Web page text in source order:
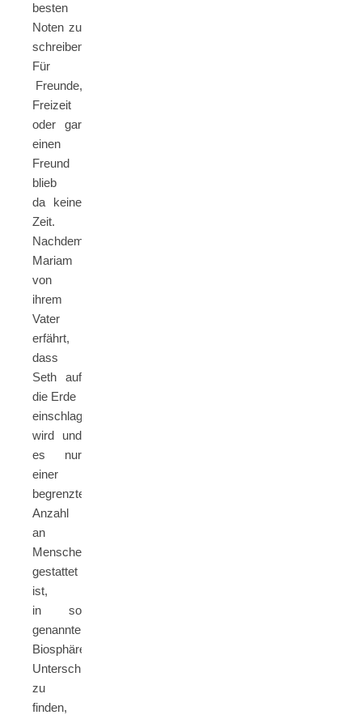
besten
Noten zu
schreiben.
Für
Freunde,
Freizeit
oder gar
einen
Freund
blieb
da keine
Zeit.
Nachdem
Mariam
von
ihrem
Vater
erfährt,
dass
Seth auf
die Erde
einschlagen
wird und
es nur
einer
begrenzten
Anzahl
an
Menschen
gestattet
ist,
in so
genannten
Biosphären
Unterschlupf
zu
finden,